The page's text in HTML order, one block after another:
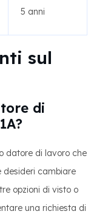
5 anni
sul
di
datore di lavoro che
desideri cambiare
opzioni di visto o
una richiesta di